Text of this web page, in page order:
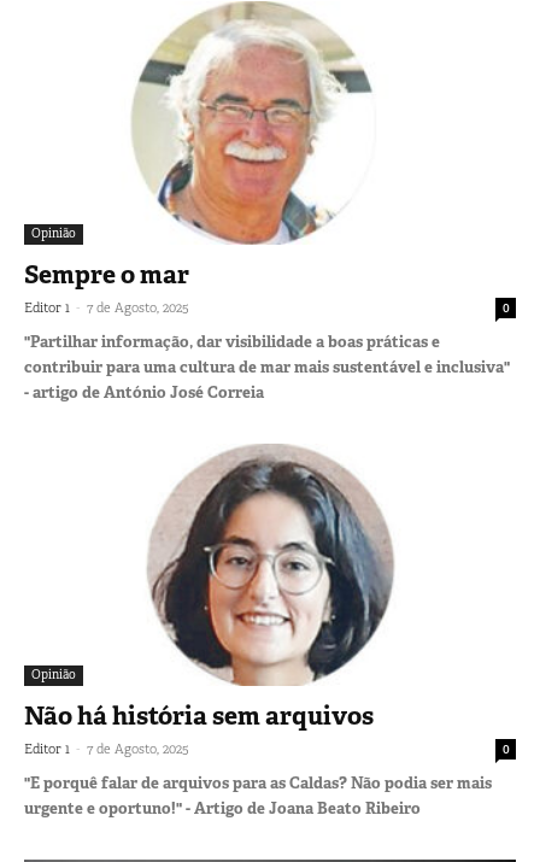
Opinião
Sempre o mar
Editor 1 - 7 de Agosto, 2025 0
"Partilhar informação, dar visibilidade a boas práticas e
contribuir para uma cultura de mar mais sustentável e inclusiva"
- artigo de António José Correia
Opinião
Não há história sem arquivos
Editor 1 - 7 de Agosto, 2025 0
"E porquê falar de arquivos para as Caldas? Não podia ser mais
urgente e oportuno!" - Artigo de Joana Beato Ribeiro